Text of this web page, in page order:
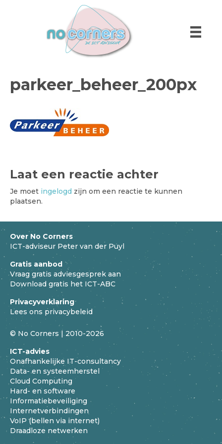
parkeer_beheer_200px
Laat een reactie achter
Je moet ingelogd zijn om een reactie te kunnen
plaatsen.
Over No Corners
ICT-adviseur Peter van der Puyl
Gratis aanbod
Vraag gratis adviesgesprek aan
Download gratis het ICT-ABC
Privacyverklaring
Lees ons privacybeleid
© No Corners | 2010-2026
ICT-advies
Onafhankelijke IT-consultancy
Data- en systeemherstel
Cloud Computing
Hard- en software
Informatiebeveiliging
Internetverbindingen
VoIP (bellen via internet)
Draadloze netwerken